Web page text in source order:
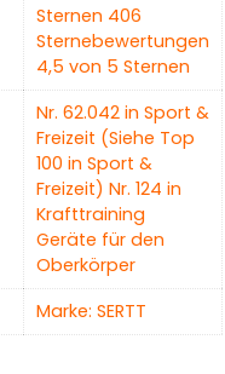
Sternen 406
Sternebewertungen
4,5 von 5 Sternen
Nr. 62.042 in Sport &
Freizeit (Siehe Top
100 in Sport &
Freizeit) Nr. 124 in
Krafttraining
Geräte für den
Oberkörper
Marke: SERTT